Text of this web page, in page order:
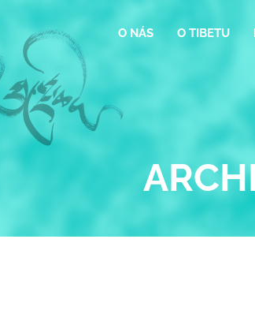
O NÁS O TIBETU